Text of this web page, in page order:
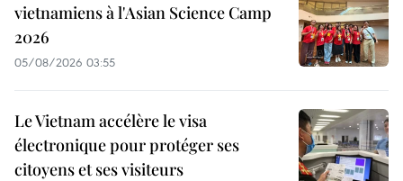
vietnamiens à l'Asian Science Camp
2026
05/08/2026 03:55
Le Vietnam accélère le visa
électronique pour protéger ses
citoyens et ses visiteurs